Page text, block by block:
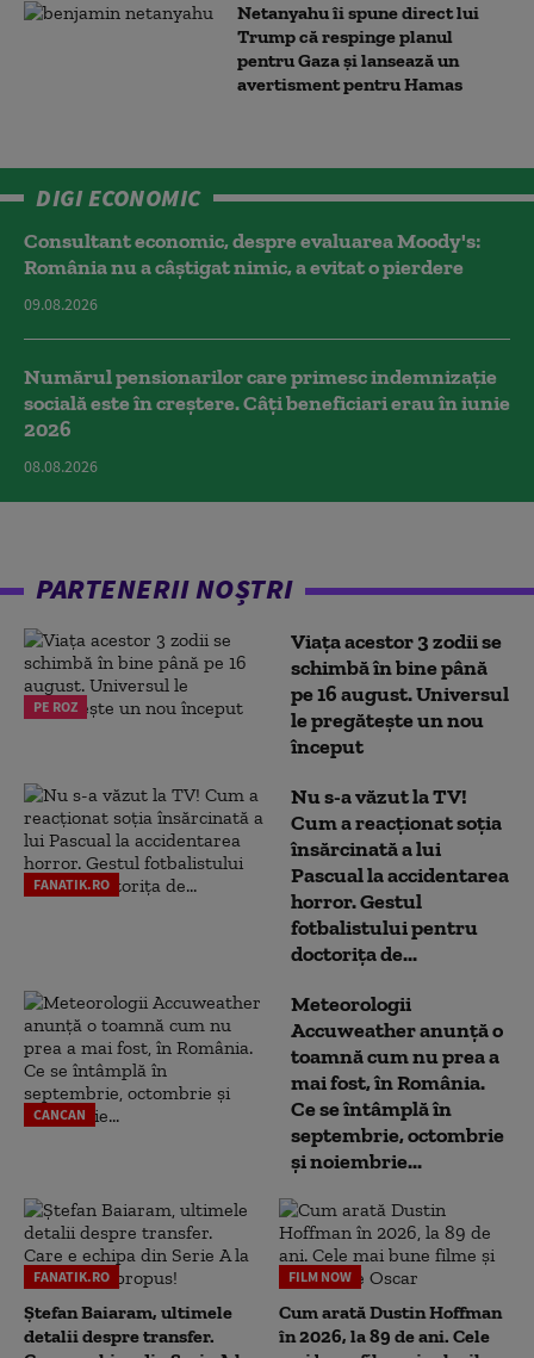
Netanyahu îi spune direct lui
Trump că respinge planul
pentru Gaza și lansează un
avertisment pentru Hamas
DIGI ECONOMIC
Consultant economic, despre evaluarea Moody's:
România nu a câştigat nimic, a evitat o pierdere
09.08.2026
Numărul pensionarilor care primesc indemnizaţie
socială este în creștere. Câți beneficiari erau în iunie
2026
08.08.2026
PARTENERII NOȘTRI
PE ROZ
Viața acestor 3 zodii se
schimbă în bine până
pe 16 august. Universul
le pregătește un nou
început
FANATIK.RO
Nu s-a văzut la TV!
Cum a reacţionat soţia
însărcinată a lui
Pascual la accidentarea
horror. Gestul
fotbalistului pentru
doctoriţa de...
CANCAN
Meteorologii
Accuweather anunță o
toamnă cum nu prea a
mai fost, în România.
Ce se întâmplă în
septembrie, octombrie
și noiembrie...
FANATIK.RO
Ștefan Baiaram, ultimele
detalii despre transfer.
FILM NOW
Cum arată Dustin Hoffman
în 2026, la 89 de ani. Cele